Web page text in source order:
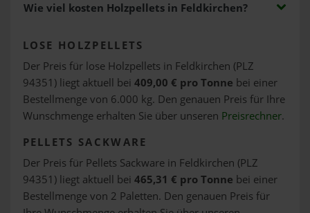
Wie viel kosten Holzpellets in Feldkirchen?
LOSE HOLZPELLETS
Der Preis für lose Holzpellets in Feldkirchen (PLZ
94351) liegt aktuell bei 409,00 € pro Tonne bei einer
Bestellmenge von 6.000 kg. Den genauen Preis für Ihre
Wunschmenge erhalten Sie über unseren Preisrechner.
PELLETS SACKWARE
Der Preis für Pellets Sackware in Feldkirchen (PLZ
94351) liegt aktuell bei 465,31 € pro Tonne bei einer
Bestellmenge von 2 Paletten. Den genauen Preis für